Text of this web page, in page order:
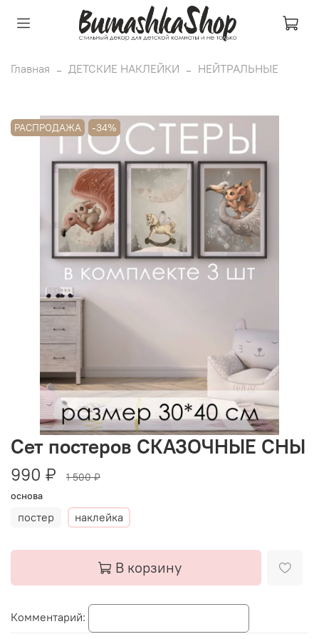
Главная ДЕТСКИЕ НАКЛЕЙКИ НЕЙТРАЛЬНЫЕ
РАСПРОДАЖА -34%
Сет постеров СКАЗОЧНЫЕ СНЫ
990 ₽ 1 500 ₽
Комментарий:
основа
постер наклейка
В корзину